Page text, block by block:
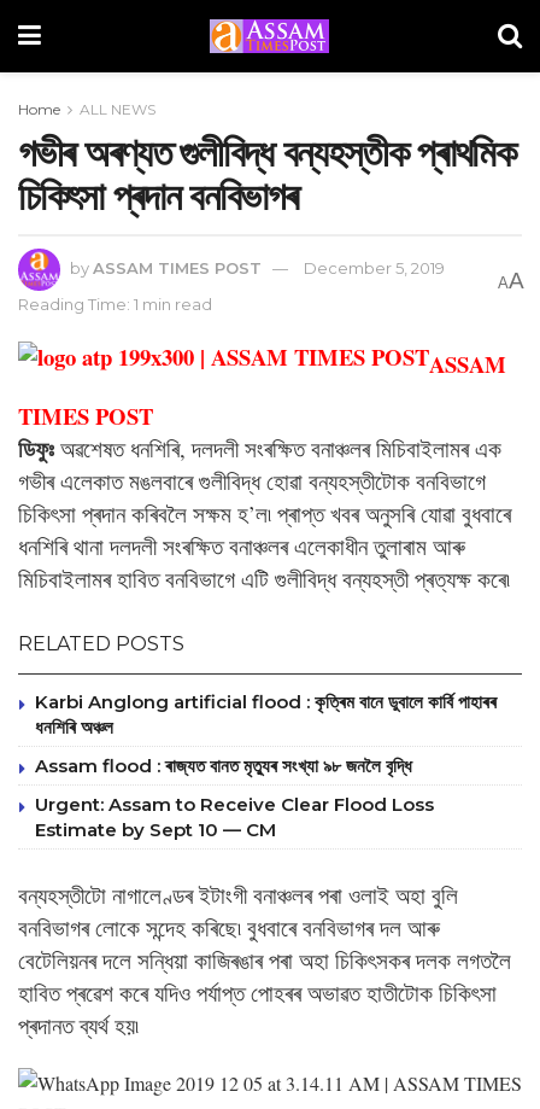
Home ALL NEWS
গভীৰ অৰণ্যত গুলীবিদ্ধ বন্যহস্তীক প্ৰাথমিক
চিকিৎসা প্ৰদান বনবিভাগৰ
byASSAM TIMES POST
December 5, 2019
Reading Time: 1 min read
AA
ASSAM
TIMES POST
ডিফুঃ অৱশেষত ধনশিৰি, দলদলী সংৰক্ষিত বনাঞ্চলৰ মিচিবাইলামৰ এক
গভীৰ এলেকাত মঙলবাৰে গুলীবিদ্ধ হোৱা বন্যহস্তীটোক বনবিভাগে
চিকিৎসা প্ৰদান কৰিবলৈ সক্ষম হ’ল৷ প্ৰাপ্ত খবৰ অনুসৰি যোৱা বুধবাৰে
ধনশিৰি থানা দলদলী সংৰক্ষিত বনাঞ্চলৰ এলেকাধীন তুলাৰাম আৰু
মিচিবাইলামৰ হাবিত বনবিভাগে এটি গুলীবিদ্ধ বন্যহস্তী প্ৰত্যক্ষ কৰে৷
RELATED POSTS
Karbi Anglong artificial flood : কৃত্ৰিম বানে ডুবালে কাৰ্বি পাহাৰৰ
ধনশিৰি অঞ্চল
Assam flood : ৰাজ্যত বানত মৃত্যুৰ সংখ্যা ৯৮ জনলৈ বৃদ্ধি
Urgent: Assam to Receive Clear Flood Loss
Estimate by Sept 10 — CM
বন্যহস্তীটো নাগালেণ্ডৰ ইটাংগী বনাঞ্চলৰ পৰা ওলাই অহা বুলি
বনবিভাগৰ লোকে সন্দেহ কৰিছে৷ বুধবাৰে বনবিভাগৰ দল আৰু
বেটেলিয়নৰ দলে সন্ধিয়া কাজিৰঙাৰ পৰা অহা চিকিৎসকৰ দলক লগতলৈ
হাবিত প্ৰৱেশ কৰে যদিও পৰ্যাপ্ত পোহৰৰ অভাৱত হাতীটোক চিকিৎসা
প্ৰদানত ব্যৰ্থ হয়৷